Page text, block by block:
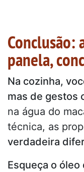
Conclusão:
panela,
Na cozinha,
mas de gestos
na água do
técnica, as
verdadeira
Esqueça o